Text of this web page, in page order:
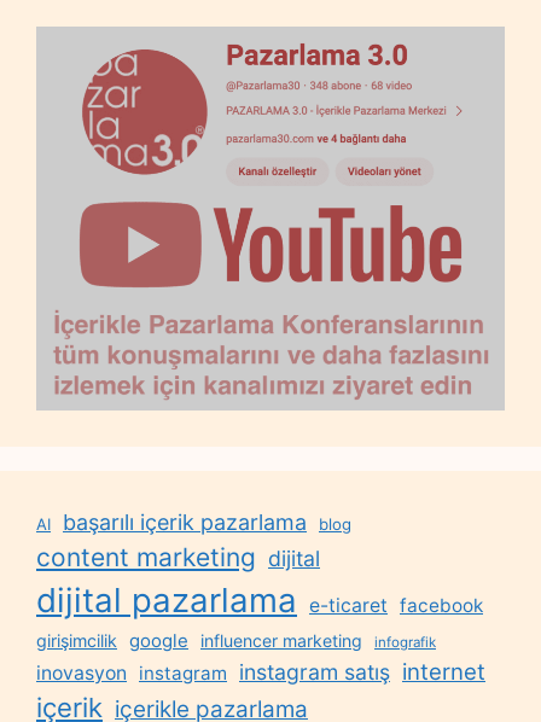
AI başarılı içerik pazarlama blog
content marketing dijital
dijital pazarlama e-ticaret facebook
girişimcilik google influencer marketing infografik
inovasyon instagram instagram satış internet
içerik içerikle pazarlama